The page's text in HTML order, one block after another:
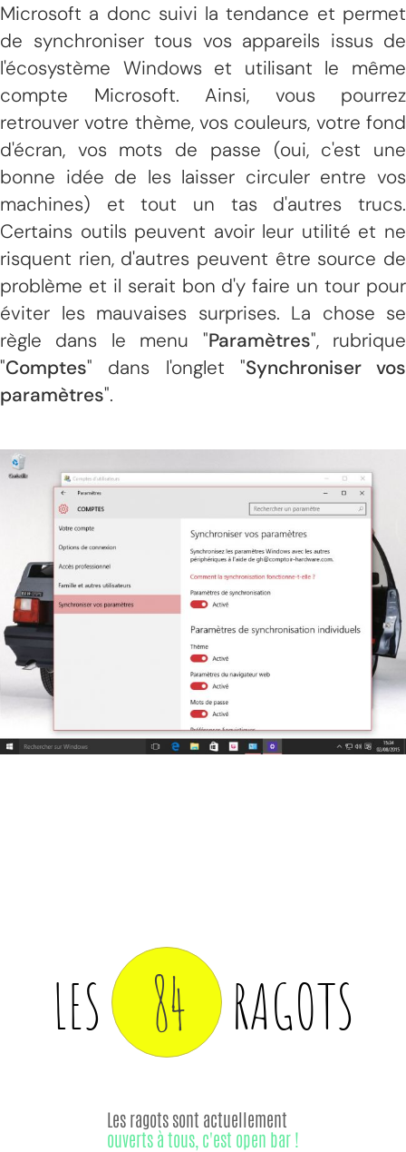
Microsoft a donc suivi la tendance et permet
de synchroniser tous vos appareils issus de
l'écosystème Windows et utilisant le même
compte Microsoft. Ainsi, vous pourrez
retrouver votre thème, vos couleurs, votre fond
d'écran, vos mots de passe (oui, c'est une
bonne idée de les laisser circuler entre vos
machines) et tout un tas d'autres trucs.
Certains outils peuvent avoir leur utilité et ne
risquent rien, d'autres peuvent être source de
problème et il serait bon d'y faire un tour pour
éviter les mauvaises surprises. La chose se
règle dans le menu "Paramètres", rubrique
"Comptes" dans l'onglet "Synchroniser vos
paramètres".
LES 84 RAGOTS
Les ragots sont actuellement
ouverts à tous, c'est open bar !